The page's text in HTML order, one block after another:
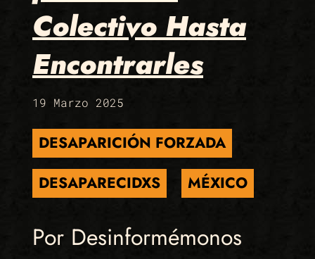
Colectivo Hasta
Encontrarles
19 Marzo 2025
DESAPARICIÓN FORZADA
DESAPARECIDXS
MÉXICO
Por Desinformémonos